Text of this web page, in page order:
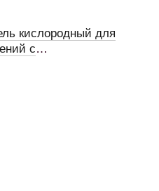
кислородный для
с
эффектом, Lion
мл